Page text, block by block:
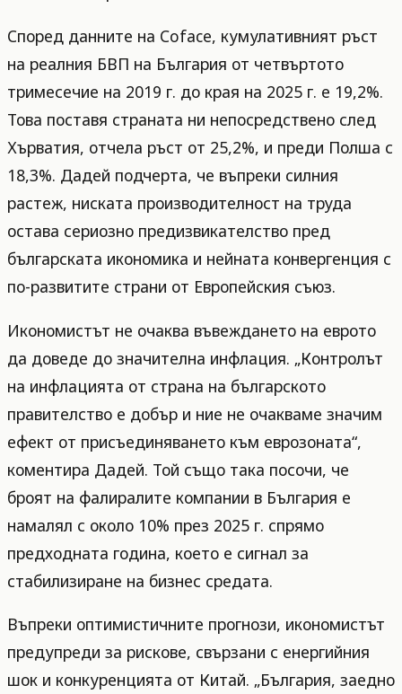
Според данните на Coface, кумулативният ръст
на реалния БВП на България от четвъртото
тримесечие на 2019 г. до края на 2025 г. е 19,2%.
Това поставя страната ни непосредствено след
Хърватия, отчела ръст от 25,2%, и преди Полша с
18,3%. Дадей подчерта, че въпреки силния
растеж, ниската производителност на труда
остава сериозно предизвикателство пред
българската икономика и нейната конвергенция с
по-развитите страни от Европейския съюз.
Икономистът не очаква въвеждането на еврото
да доведе до значителна инфлация. „Контролът
на инфлацията от страна на българското
правителство е добър и ние не очакваме значим
ефект от присъединяването към еврозоната“,
коментира Дадей. Той също така посочи, че
броят на фалиралите компании в България е
намалял с около 10% през 2025 г. спрямо
предходната година, което е сигнал за
стабилизиране на бизнес средата.
Въпреки оптимистичните прогнози, икономистът
предупреди за рискове, свързани с енергийния
шок и конкуренцията от Китай. „България, заедно